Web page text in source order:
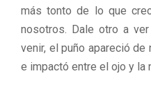
más tonto de lo que
nosotros. Dale otro a
venir, el puño apareció
e impactó entre el ojo y la